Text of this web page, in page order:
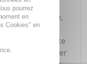
en douceur
et capillaire,
de toilette
pour respecter
pourrez
en
Cookies" en